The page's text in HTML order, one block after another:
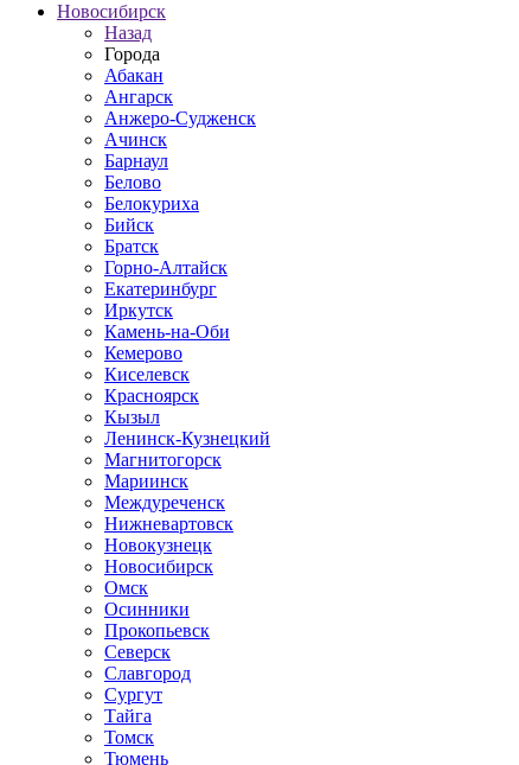
Новосибирск
Назад
Города
Абакан
Ангарск
Анжеро-Судженск
Ачинск
Барнаул
Белово
Белокуриха
Бийск
Братск
Горно-Алтайск
Екатеринбург
Иркутск
Камень-на-Оби
Кемерово
Киселевск
Красноярск
Кызыл
Ленинск-Кузнецкий
Магнитогорск
Мариинск
Междуреченск
Нижневартовск
Новокузнецк
Новосибирск
Омск
Осинники
Прокопьевск
Северск
Славгород
Сургут
Тайга
Томск
Тюмень